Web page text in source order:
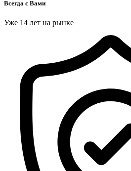
Всегда с Вами
Уже 14 лет на рынке